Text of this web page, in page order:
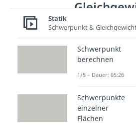
berechnen
Wichtige
Statik
Schwerpunkt &
Schwerpunkt
berechnen
1/5 – Dauer: 05:26
Schwerpunkte
einzelner
Flächen